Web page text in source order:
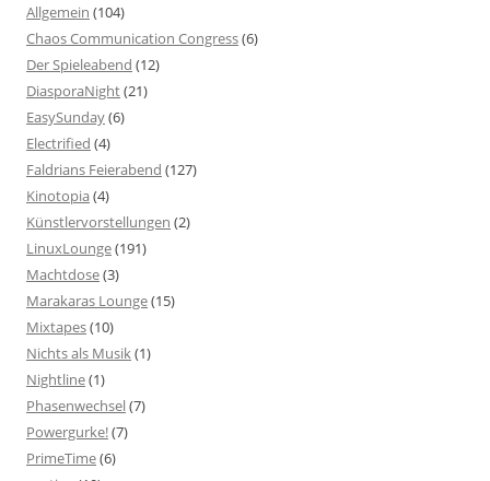
Allgemein (104)
Chaos Communication Congress(6)
Der Spieleabend (12)
DiasporaNight(21)
EasySunday(6)
Electrified (4)
Faldrians Feierabend (127)
Kinotopia(4)
Künstlervorstellungen (2)
LinuxLounge(191)
Machtdose(3)
Marakaras Lounge(15)
Mixtapes(10)
Nichts als Musik(1)
Nightline(1)
Phasenwechsel(7)
Powergurke!(7)
PrimeTime(6)